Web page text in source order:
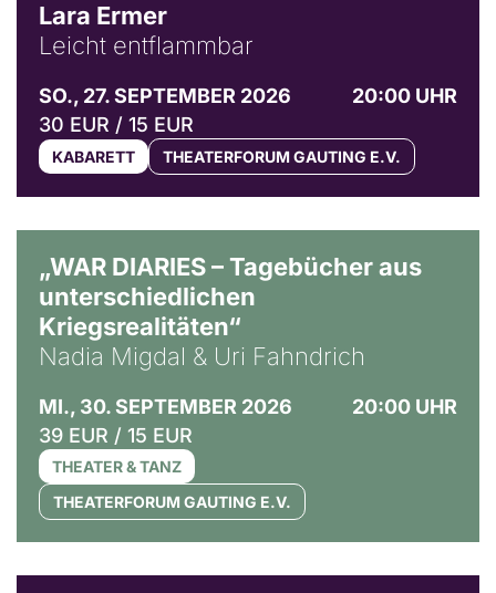
Lara Ermer
Leicht entflammbar
SO., 27. SEPTEMBER 2026
20:00 UHR
30 EUR / 15 EUR
KABARETT THEATERFORUM GAUTING E.V.
„WAR DIARIES – Tagebücher aus
unterschiedlichen
Kriegsrealitäten“
Nadia Migdal & Uri Fahndrich
MI., 30. SEPTEMBER 2026
20:00 UHR
39 EUR / 15 EUR
THEATER & TANZ
THEATERFORUM GAUTING E.V.